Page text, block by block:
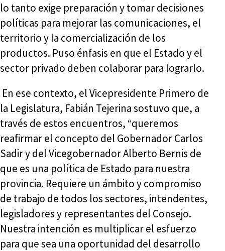
lo tanto exige preparación y tomar decisiones
políticas para mejorar las comunicaciones, el
territorio y la comercialización de los
productos. Puso énfasis en que el Estado y el
sector privado deben colaborar para lograrlo.
En ese contexto, el Vicepresidente Primero de
la Legislatura, Fabián Tejerina sostuvo que, a
través de estos encuentros, “queremos
reafirmar el concepto del Gobernador Carlos
Sadir y del Vicegobernador Alberto Bernis de
que es una política de Estado para nuestra
provincia. Requiere un ámbito y compromiso
de trabajo de todos los sectores, intendentes,
legisladores y representantes del Consejo.
Nuestra intención es multiplicar el esfuerzo
para que sea una oportunidad del desarrollo